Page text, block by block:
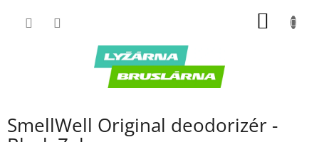
SmellWell Original deodorizér -